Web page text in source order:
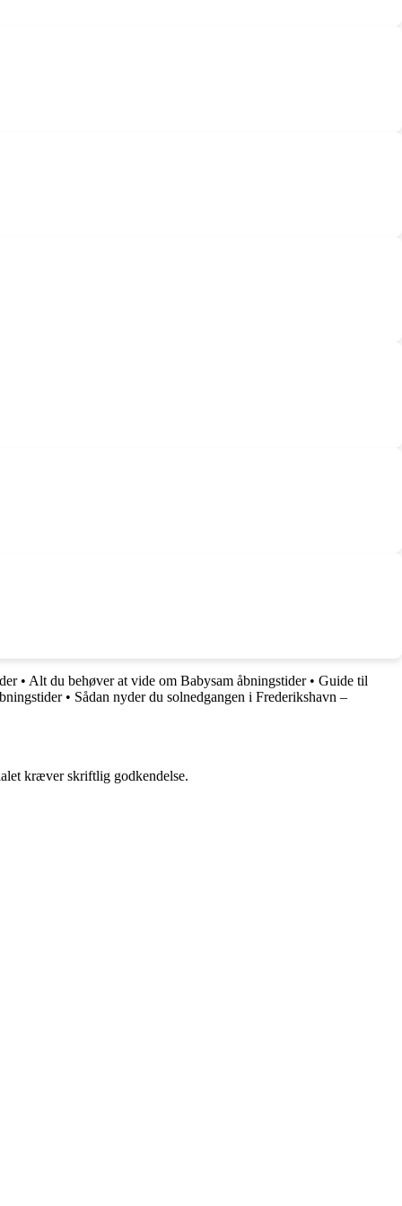
• Alt du behøver at vide om Babysam åbningstider• Guide til
• Sådan nyder du solnedgangen i Frederikshavn –
kræver skriftlig godkendelse.